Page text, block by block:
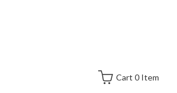
Cart 0 Item